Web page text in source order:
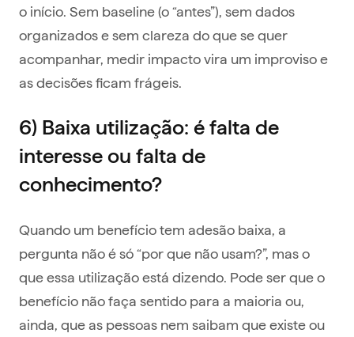
o início. Sem baseline (o “antes”), sem dados
organizados e sem clareza do que se quer
acompanhar, medir impacto vira um improviso e
as decisões ficam frágeis.
6) Baixa utilização: é falta de
interesse ou falta de
conhecimento?
Quando um benefício tem adesão baixa, a
pergunta não é só “por que não usam?”, mas o
que essa utilização está dizendo. Pode ser que o
benefício não faça sentido para a maioria ou,
ainda, que as pessoas nem saibam que existe ou